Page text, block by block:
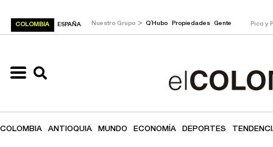
COLOMBIA ESPAÑA Nuestro Grupo > Q´Hubo Propiedades Gente Pico y
COLOMBIA ANTIOQUIA MUNDO ECONOMÍA DEPORTES